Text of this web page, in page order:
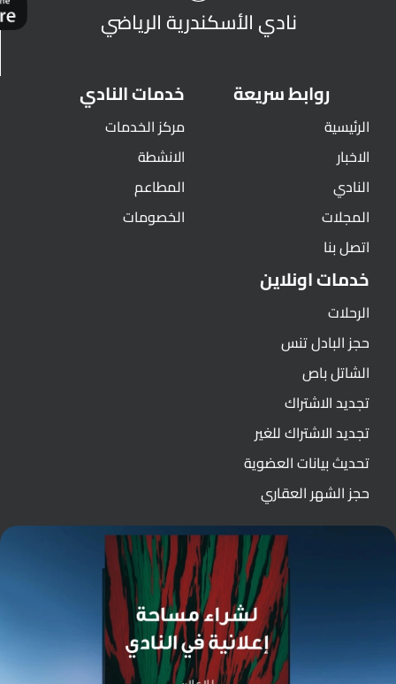
نادي الأسكندرية الرياضي
روابط سريعة
الرئيسية
الاخبار
النادي
المجلات
اتصل بنا
خدمات النادي
مركز الخدمات
الانشطة
المطاعم
الخصومات
خدمات اونلاين
الرحلات
حجز البادل تنس
الشاتل باص
تجديد الاشتراك
تجديد الاشتراك للغير
تحديث بيانات العضوية
حجز الشهر العقاري